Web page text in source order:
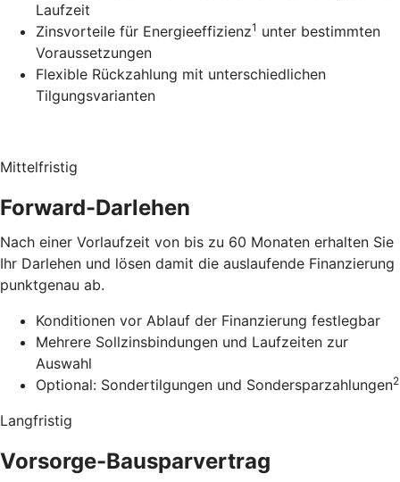
Laufzeit
Zinsvorteile für Energieeffizienz1 unter bestimmten
Voraussetzungen
Flexible Rückzahlung mit unterschiedlichen
Tilgungsvarianten
Mittelfristig
Forward-Darlehen
Nach einer Vorlaufzeit von bis zu 60 Monaten erhalten Sie
Ihr Darlehen und lösen damit die auslaufende Finanzierung
punktgenau ab.
Konditionen vor Ablauf der Finanzierung festlegbar
Mehrere Sollzinsbindungen und Laufzeiten zur
Auswahl
Optional: Sondertilgungen und Sondersparzahlungen2
Langfristig
Vorsorge-Bausparvertrag